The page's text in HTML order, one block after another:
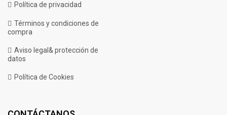
Política de privacidad
Términos y condiciones de
compra
Aviso legal& protección de
datos
Política de Cookies